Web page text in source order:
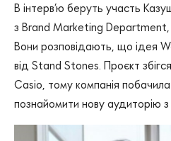
В інтерв’ю беруть участь
з Brand Marketing Department,
Вони розповідають, що ідея
від Stand Stones. Проєкт
Casio, тому компанія
познайомити нову аудиторію